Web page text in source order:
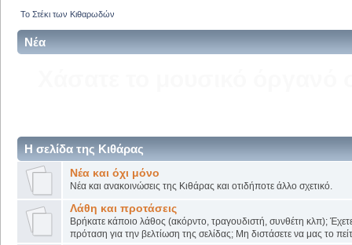
Το Στέκι των Κιθαρωδών
Νέα
Η σελίδα της Κιθάρας
Νέα και όχι μόνο
Νέα και ανακοινώσεις της Κιθάρας και οτιδήποτε άλλο σχετικό.
Λάθη και προτάσεις
Βρήκατε κάποιο λάθος (ακόρντο, τραγουδιστή, συνθέτη κλπ);
πρόταση για την βελτίωση της σελίδας; Μη διστάσετε να μας το